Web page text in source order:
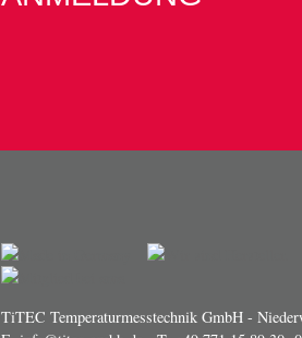
TiTEC Temperaturmesstechnik GmbH -